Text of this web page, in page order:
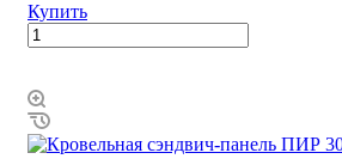
Купить